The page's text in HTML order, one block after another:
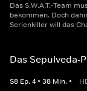
Das S.W.A.T.-Team
bekommen. Doch
Serienkiller will das
Das Sepulveda-
S8 Ep.4 • 38 Min. •